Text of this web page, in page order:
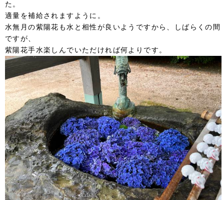
た。
適量を補給されますように。
水無月の紫陽花も水と相性が良いようですから、しばらくの間
ですが、
紫陽花手水楽しんでいただければ何よりです。